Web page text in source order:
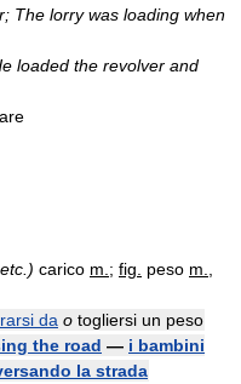
The lorry was loading when
loaded the revolver and
carico m. ; fig. peso m.
da o togliersi un peso
the road — i bambini
la strada